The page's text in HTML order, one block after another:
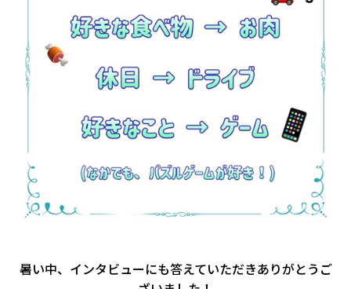
暑い中、インタビューにも答えていただきありがとうご